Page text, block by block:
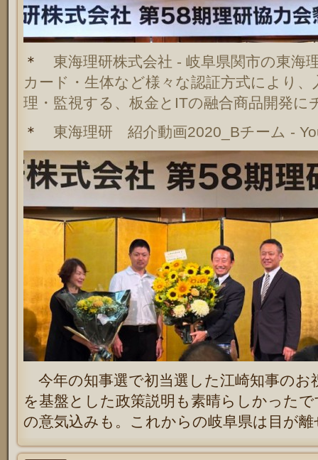
＊ 東海理研株式会社 - 岐阜県関市の東海
カード・生体など様々な認証方式により
理・監視する、板金とITの融合商品開発
＊ 東海理研 紹介動画2020_Bチーム -
今年の知事選で初当選した江崎知事のお
を基盤とした政策説明も素晴らしかった
の意気込みも。これからの岐阜県は目が